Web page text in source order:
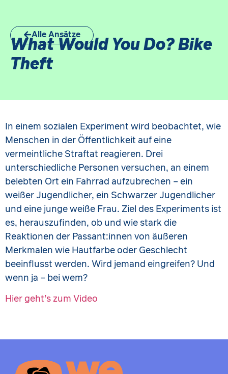
Alle Ansätze
What Would You Do? Bike
Theft
In einem sozialen Experiment wird beobachtet, wie
Menschen in der Öffentlichkeit auf eine
vermeintliche Straftat reagieren. Drei
unterschiedliche Personen versuchen, an einem
belebten Ort ein Fahrrad aufzubrechen – ein
weißer Jugendlicher, ein Schwarzer Jugendlicher
und eine junge weiße Frau. Ziel des Experiments ist
es, herauszufinden, ob und wie stark die
Reaktionen der Passant:innen von äußeren
Merkmalen wie Hautfarbe oder Geschlecht
beeinflusst werden. Wird jemand eingreifen? Und
wenn ja – bei wem?
Hier geht’s zum Video